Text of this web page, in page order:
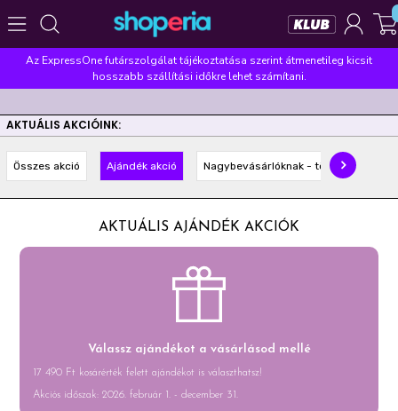
Népszerű kategóriák
Takarítás Baba-mama
Népszerű márkák
Pampers Lenor Finish Violeta Coccolino
Népszerű keresések
finish
Az ExpressOne futárszolgálat tájékoztatása szerint átmenetileg kicsit
hosszabb szállítási időkre lehet számítani.
AKTUÁLIS AKCIÓINK:
Összes akció Ajándék akció Nagybevásárlóknak - többet
AKTUÁLIS AJÁNDÉK AKCIÓK
Válassz ajándékot a vásárlásod mellé
17 490 Ft kosárérték felett ajándékot is választhatsz!
Akciós időszak: 2026. február 1. - december 31.